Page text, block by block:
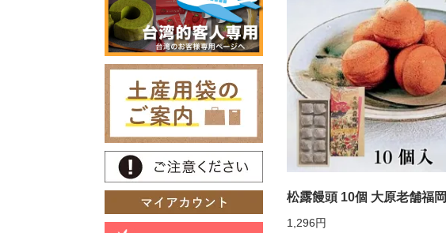
松露饅頭 10個 大原老舗福岡
1,296円